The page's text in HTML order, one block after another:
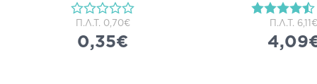
Π.Λ.Τ. 0,70€
0,35€
Π.Λ.Τ. 6,11€